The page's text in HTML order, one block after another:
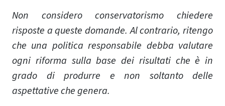
Non considero conservatorismo chiedere
risposte a queste domande. Al contrario, ritengo
che una politica responsabile debba valutare
ogni riforma sulla base dei risultati che è in
grado di produrre e non soltanto delle
aspettative che genera.